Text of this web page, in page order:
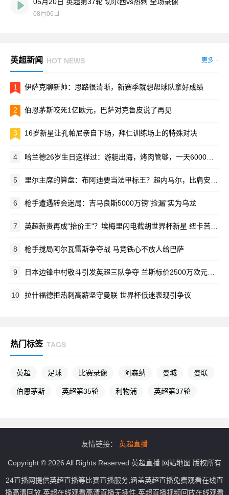
08月06日
英超新闻 HOT NEWS 更多 +
1 伊萨克聊新帅：思路很清晰，新赛季就想帮球队拿好成绩
2 伯恩茅斯咬死1亿欧元，巴萨对克鲁皮说了再见
3 16岁新星让孔帕尼亲自下场，拜仁训练场上的特殊对决
4 哈兰德26岁生日这样过：游艇出海，烤肉管够，一天6000卡路里！
5 里尔主席的算盘：布阿迪要当法甲标王？超内马尔，比肩安德森
6 枪手遭遇转会迷局：吉马良斯5000万镑"捡漏"实为乌龙
7 英超新贵再成"抬价王"？埃梅里闪电截胡世界杯新星 纽卡苦吞四连拒
8 枪手搅局阿尔瓦雷斯争夺战 马竞铁心不放人给巴萨
9 日本边锋中村敬斗引发英超三队争夺 兰斯标价2500万欧元待价而沽
10 拉什福德拒热刺高薪坚守曼联 世界杯低迷表现引争议
热门标签 TAGS
英超 足球 比赛录像 阿森纳 曼城 曼联
伯恩茅斯 英超第35轮 利物浦 英超第37轮
友情链接： 英超直播
Copyright © 2026 All Rights Reserved 英超直播 网站地图 版权所有
24直播网提供英超直播等比赛直播服务,涵盖英超直播免费观看在线直
播高清回放,英超在线观看高清直播无插件,英超直播视频回放在线观看